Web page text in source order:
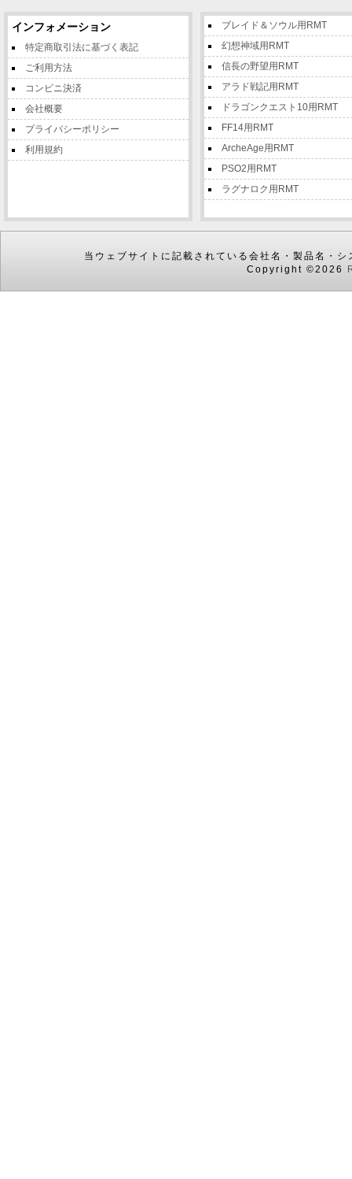
インフォメーション
特定商取引法に基づく表記
ご利用方法
コンビニ決済
会社概要
プライバシーポリシー
利用規約
ブレイド＆ソウル用RMT
幻想神域用RMT
信長の野望用RMT
アラド戦記用RMT
ドラゴンクエスト10用RMT
FF14用RMT
ArcheAge用RMT
PSO2用RMT
ラグナロク用RMT
当ウェブサイトに記載されている会社名・製品名・
Copyright ©2026